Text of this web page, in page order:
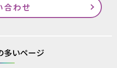
合わせ
多いページ